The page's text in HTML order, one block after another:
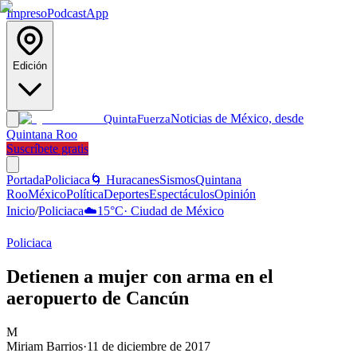
ImpresoPodcastApp
Edición
QuintaFuerzaNoticias de México, desde
Quintana Roo
Suscríbete gratis
PortadaPoliciaca 🌀 HuracanesSismosQuintana
RooMéxicoPolíticaDeportesEspectáculosOpinión
Inicio/Policiaca☁️15°C· Ciudad de México
Policiaca
Detienen a mujer con arma en el
aeropuerto de Cancún
M
Miriam Barrios·11 de diciembre de 2017